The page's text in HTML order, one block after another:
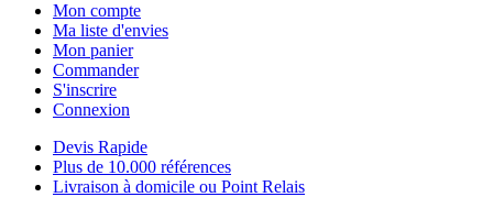
Mon compte
Ma liste d'envies
Mon panier
Commander
S'inscrire
Connexion
Devis Rapide
Plus de 10.000 références
Livraison à domicile ou Point Relais